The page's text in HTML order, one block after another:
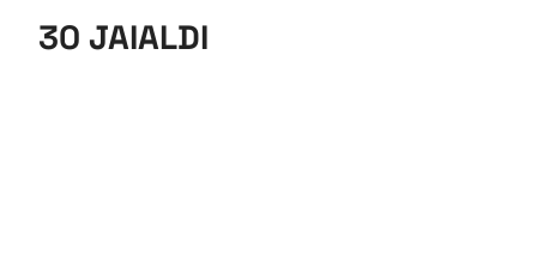
30 JAIALDI